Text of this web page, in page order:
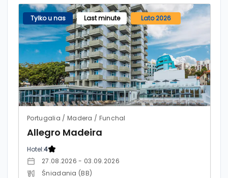
Tylko u nas Last minute Lato 2026
Portugalia / Madera / Funchal
Allegro Madeira
Hotel:4
27.08.2026 - 03.09.2026
Śniadania (BB)